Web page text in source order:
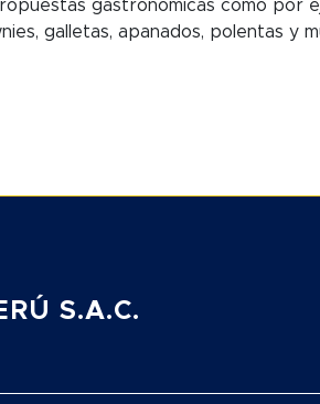
gastronómicas como por
galletas, apanados, polentas y
S.A.C.